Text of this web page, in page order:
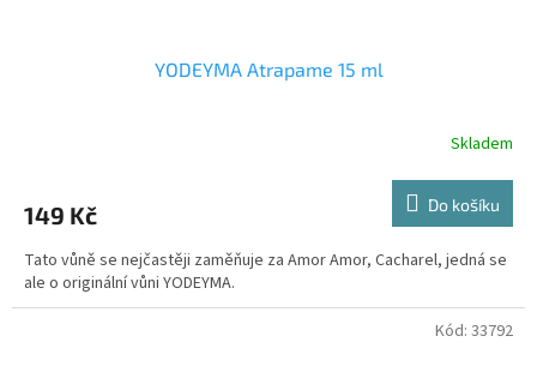
YODEYMA Atrapame 15 ml
Skladem
149 Kč Do košíku
Tato vůně se nejčastěji zaměňuje za Amor Amor, Cacharel, jedná se
ale o originální vůni YODEYMA.
Kód: 33792